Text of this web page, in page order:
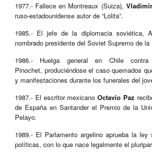
1977.- Fallece en Montreaux (Suiza),
ruso-estadounidense autor de “Lolita”.
1985.- El jefe de la diplomacia soviética,
nombrado presidente del Soviet Supremo de la
1986.- Huelga general en Chile
Pinochet, produciéndose el caso quemados
y manifestaciones durante los funerales del
1987.- El escritor mexicanoOctavio Paz
de España en Santander el Premio de la
Pelayo.
1989.- El Parlamento argelino aprueba la ley
políticas, con lo que nace legalmente el